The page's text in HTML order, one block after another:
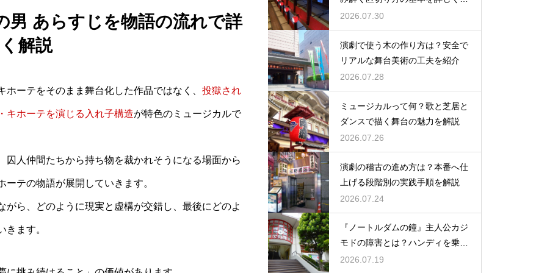
男 あらすじを物語の流れで詳
解説
ーテをそのまま舞台化した作品ではなく、 投獄され
キホーテを演じる入れ子構造が特色のミュージカルで
人仲間たちから持ち物を裁かれそうになる場面から
テの物語が展開していきます。
ら、どのように現実と虚構が交錯し、最後にどのよ
ます。
説
2026.07.30
演劇で使う木の作り方は？安全で
リアルな舞台美術の工夫を紹介
2026.07.28
ミュージカルって何？歌と芝居と
ダンスで描く舞台の魅力を解説
2026.07.26
演劇の稽古の進め方は？本番へ仕
上げる段階別の実践手順を解説
2026.07.24
『ノートルダムの鐘』主人公カジ
モドの障害とは？ハンディを乗り
越える姿に感動
2026.07.19